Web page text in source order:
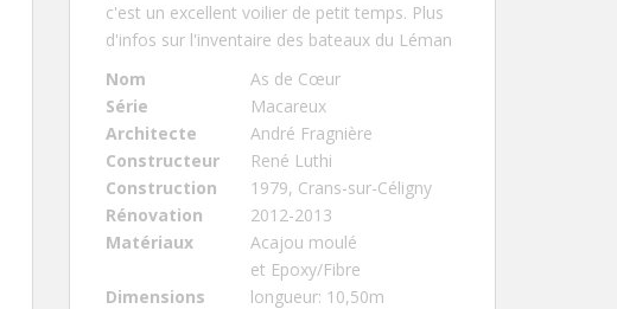
c'est un excellent voilier de petit temps. Plus
d'infos sur l'inventaire des bateaux du Léman
Nom
As de Cœur
Série
Macareux
Architecte
André Fragnière
Constructeur
René Luthi
Construction
1979, Crans-sur-Céligny
Rénovation
2012-2013
Matériaux
Acajou moulé
et Epoxy/Fibre
Dimensions
longueur: 10,50m